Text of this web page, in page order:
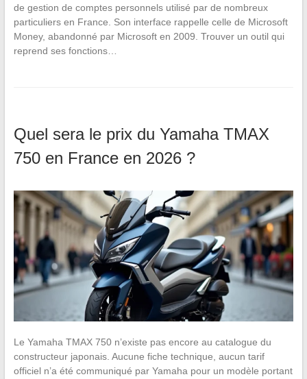
de gestion de comptes personnels utilisé par de nombreux
particuliers en France. Son interface rappelle celle de Microsoft
Money, abandonné par Microsoft en 2009. Trouver un outil qui
reprend ses fonctions…
Quel sera le prix du Yamaha TMAX
750 en France en 2026 ?
Le Yamaha TMAX 750 n’existe pas encore au catalogue du
constructeur japonais. Aucune fiche technique, aucun tarif
officiel n’a été communiqué par Yamaha pour un modèle portant